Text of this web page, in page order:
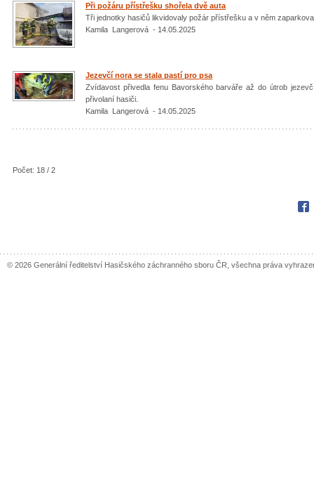
Při požáru přístřešku shořela dvě auta
Tři jednotky hasičů likvidovaly požár přístřešku a v něm
Kamila Langerová - 14.05.2025
Jezevčí nora se stala pastí pro psa
Zvídavost přivedla fenu Bavorského barváře až do útrob
přivolaní hasiči.
Kamila Langerová - 14.05.2025
Počet: 18 / 2
© 2026 Generální ředitelství Hasičského záchranného sboru ČR, všechna práva